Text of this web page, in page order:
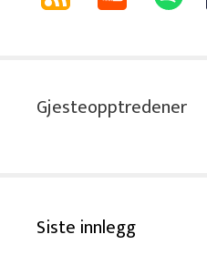
Gjesteopptredener
Siste innlegg